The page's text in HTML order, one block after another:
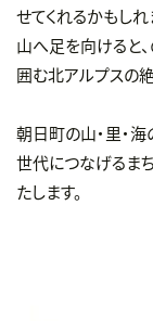
せてくれるかもしれ
山へ足を向けると
囲む北アルプスの
朝日町の山・里・
世代につなげるま
たします。